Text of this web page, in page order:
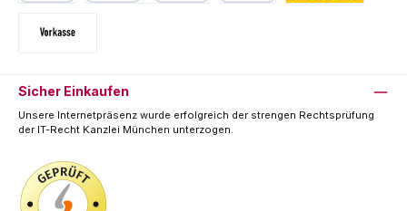
Sicher Einkaufen
Unsere Internetpräsenz wurde erfolgreich der strengen Rechtsprüfung
der IT-Recht Kanzlei München unterzogen.